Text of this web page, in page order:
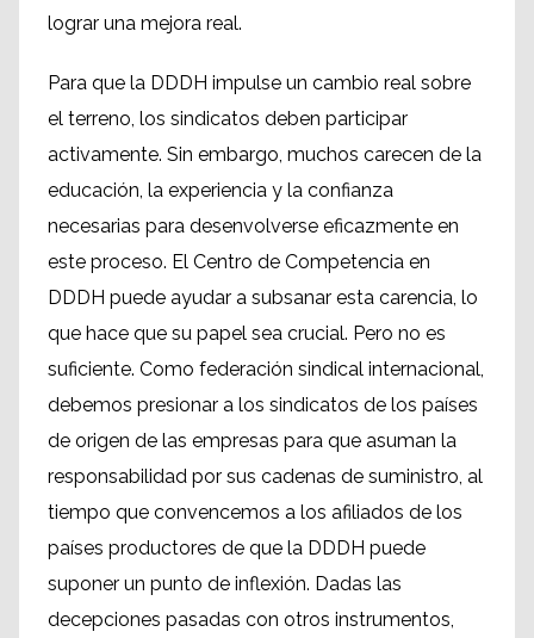
lograr una mejora real.
Para que la DDDH impulse un cambio real sobre
el terreno, los sindicatos deben participar
activamente. Sin embargo, muchos carecen de la
educación, la experiencia y la confianza
necesarias para desenvolverse eficazmente en
este proceso. El Centro de Competencia en
DDDH puede ayudar a subsanar esta carencia, lo
que hace que su papel sea crucial. Pero no es
suficiente. Como federación sindical internacional,
debemos presionar a los sindicatos de los países
de origen de las empresas para que asuman la
responsabilidad por sus cadenas de suministro, al
tiempo que convencemos a los afiliados de los
países productores de que la DDDH puede
suponer un punto de inflexión. Dadas las
decepciones pasadas con otros instrumentos,